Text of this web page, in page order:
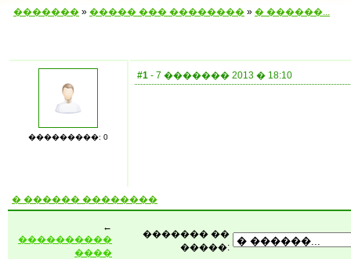
������� » ����� ��� �������� » � ������...
���������: 0
#1 - 7 ������� 2013 � 18:10
� ������ ��������
←
����������
����
������� ��
�����: